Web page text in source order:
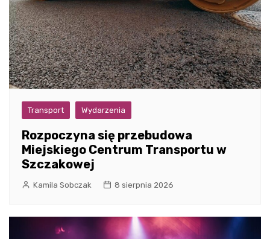
Transport Wydarzenia
Rozpoczyna się przebudowa
Miejskiego Centrum Transportu w
Szczakowej
Kamila Sobczak 8 sierpnia 2026